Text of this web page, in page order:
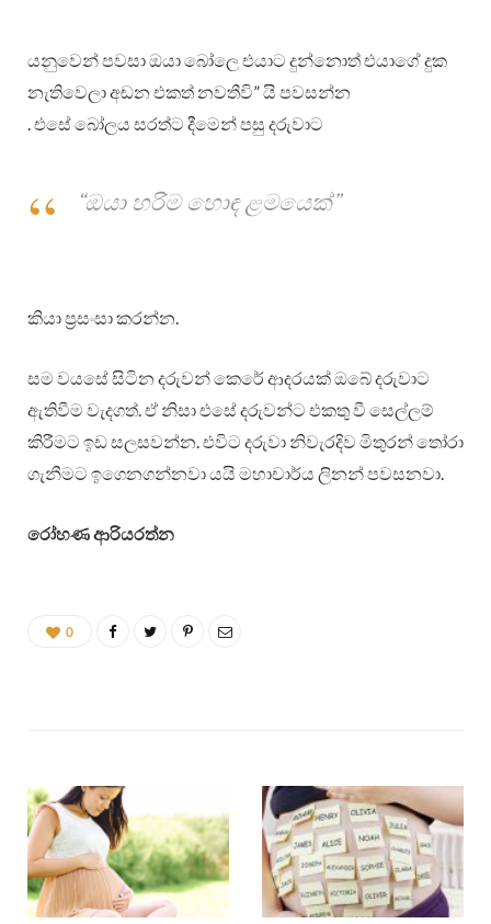
යනුවෙන් පවසා ඔයා බෝලෙ එයාට දුන්නොත් එයාගේ දුක
නැතිවෙලා අඬන එකත් නවතීවි” යි පවසන්න
. එසේ බෝලය සරත්ට දීමෙන් පසු දරුවාට
“ඔයා හරිම හොඳ ළමයෙක්”
කියා ප්‍රසංසා කරන්න.
සම වයසේ සිටින දරුවන් කෙරේ ආදරයක් ඔබේ දරුවාට
ඇතිවීම වැදගත්. ඒ නිසා එසේ දරුවන්ට එකතු වී සෙල්ලම්
කිරීමට ඉඩ සලසවන්න. එවිට දරුවා නිවැරදිව මිතුරන් තෝරා
ගැනීමට ඉගෙනගන්නවා යයි මහාචාර්ය ලිනන් පවසනවා.
රෝහණ ආරියරත්න
0